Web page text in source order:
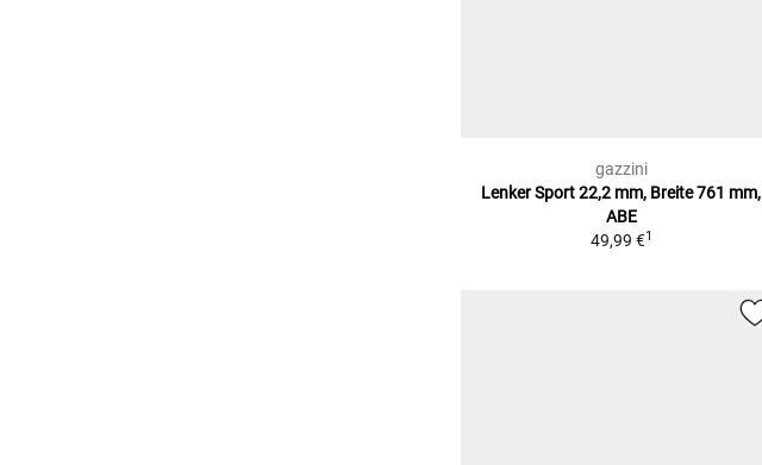
gazzini
Lenker Sport 22,2 mm, Breite 761 mm,
ABE
49,99 €1